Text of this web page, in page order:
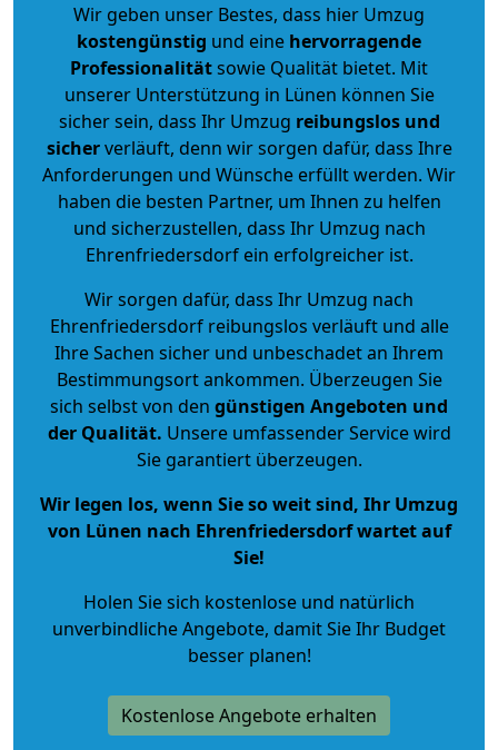
Wir geben unser Bestes, dass hier Umzug
kostengünstig und eine hervorragende
Professionalitätsowie Qualität bietet. Mit
unserer Unterstützung in Lünen können Sie
sicher sein, dass Ihr Umzug reibungslos und
sicherverläuft, denn wir sorgen dafür, dass Ihre
Anforderungen und Wünsche erfüllt werden. Wir
haben die besten Partner, um Ihnen zu helfen
und sicherzustellen, dass Ihr Umzug nach
Ehrenfriedersdorf ein erfolgreicher ist.
Wir sorgen dafür, dass Ihr Umzug nach
Ehrenfriedersdorf reibungslos verläuft und alle
Ihre Sachen sicher und unbeschadet an Ihrem
Bestimmungsort ankommen. Überzeugen Sie
sich selbst von den günstigen Angeboten und
der Qualität. Unsere umfassender Service wird
Sie garantiert überzeugen.
Wir legen los, wenn Sie so weit sind, Ihr Umzug
von Lünen nach Ehrenfriedersdorf wartet auf
Sie!
Holen Sie sich kostenlose und natürlich
unverbindliche Angebote, damit Sie Ihr Budget
besser planen!
Kostenlose Angebote erhalten